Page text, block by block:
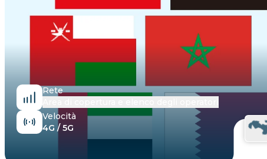
Rete
Velocità
4G / 5G